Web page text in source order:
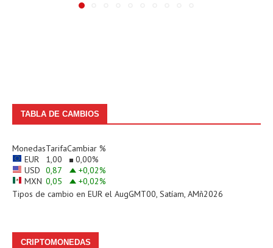
TABLA DE CAMBIOS
MonedasTarifaCambiar %
EUR
1,00 0,00%
USD 0,87 +0,02%
MXN 0,05 +0,02%
Tipos de cambio en EUR el AugGMT00, Satíam, AMñ2026
CRIPTOMONEDAS